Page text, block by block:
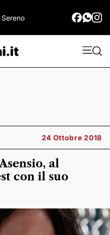
Sereno
24 Ottobre 2018
al
con il suo